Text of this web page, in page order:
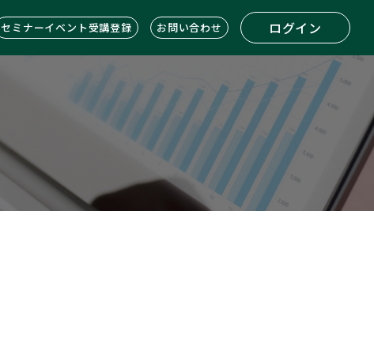
セミナーイベント受講登録 お問い合わせ ログイン